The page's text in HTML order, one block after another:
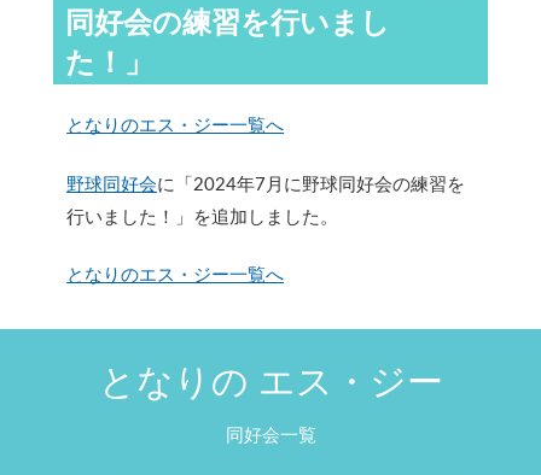
同好会の練習を行いまし
た！」
となりのエス・ジー一覧へ
野球同好会に「2024年7月に野球同好会の練習を
行いました！」を追加しました。
となりのエス・ジー一覧へ
となりの エス・ジー
同好会一覧